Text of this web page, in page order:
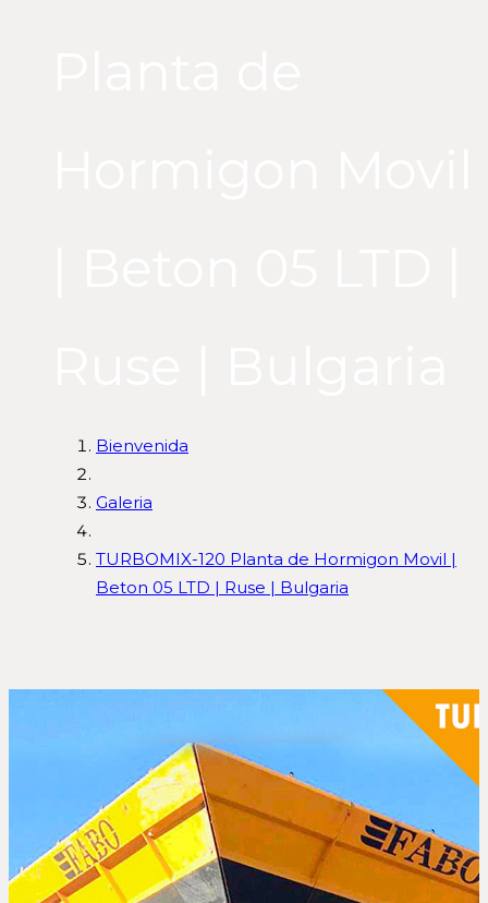
Bienvenida
Galeria
TURBOMIX-120 Planta de Hormigon Movil |
Beton 05 LTD | Ruse | Bulgaria